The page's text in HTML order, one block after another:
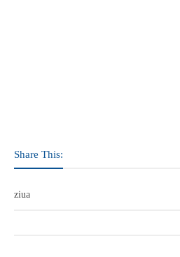
Share This:
ziua